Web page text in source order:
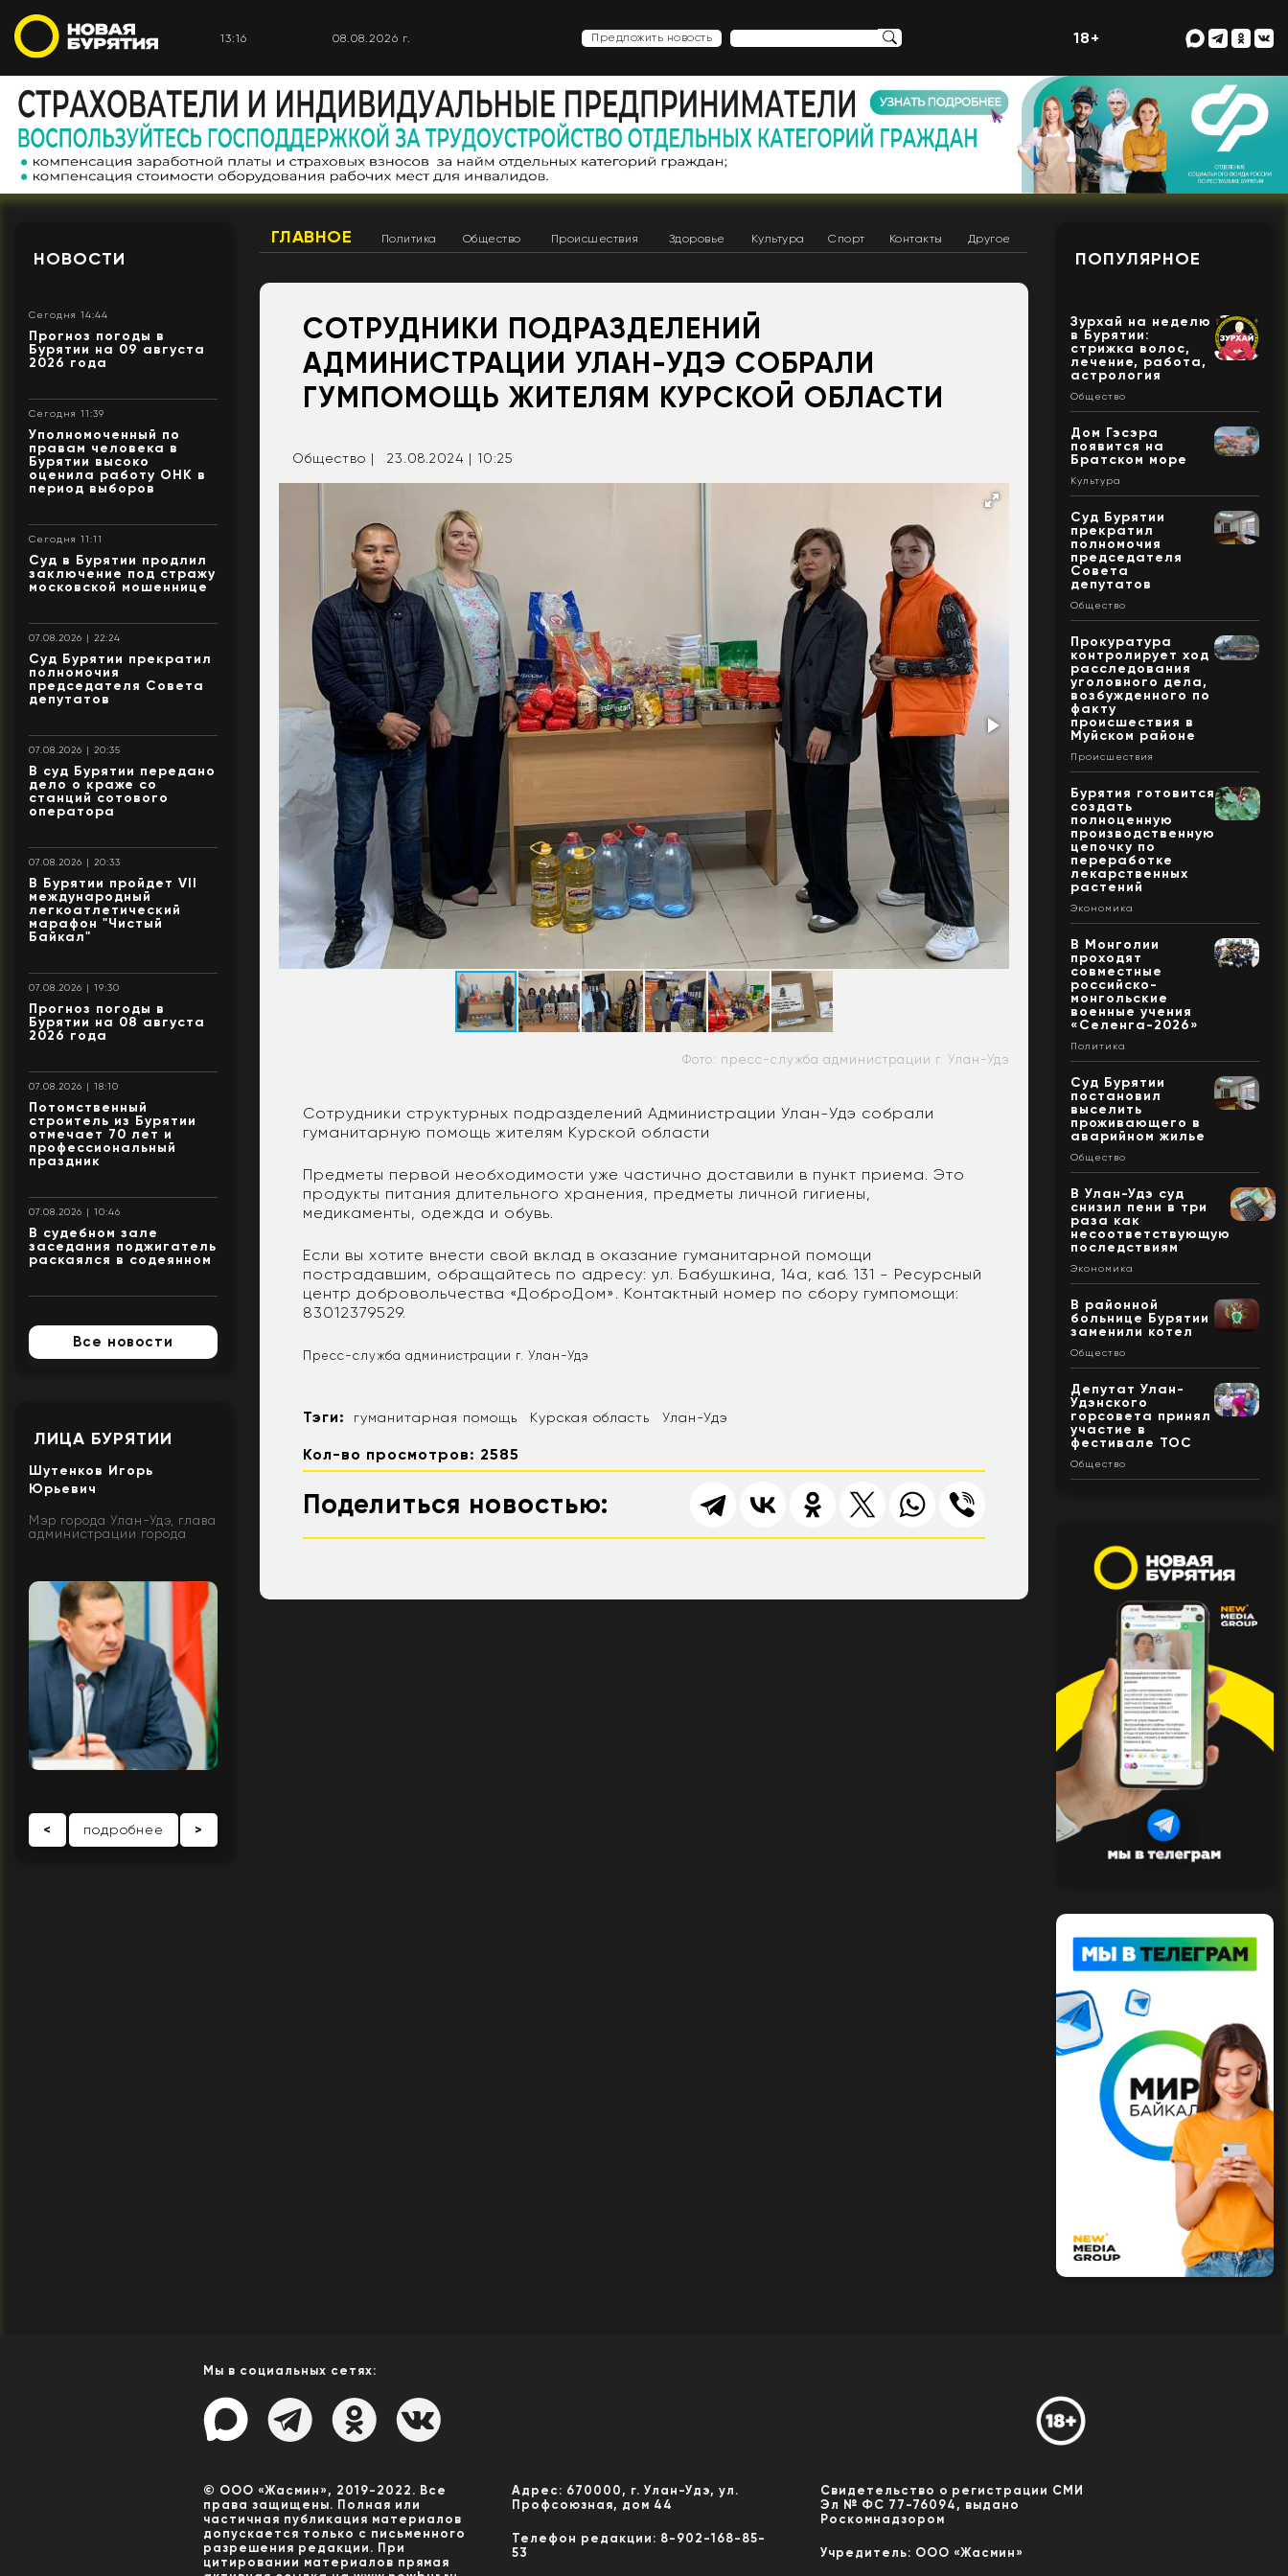
13:16 08.08.2026 г. Предложить новость 18+
НОВОСТИ
Сегодня 14:44
Прогноз погоды в
Бурятии на 09 августа
2026 года
Сегодня 11:39
Уполномоченный по
правам человека в
Бурятии высоко
оценила работу ОНК в
период выборов
Сегодня 11:11
Суд в Бурятии продлил
заключение под стражу
московской мошеннице
07.08.2026 | 22:24
Суд Бурятии прекратил
полномочия
председателя Совета
депутатов
07.08.2026 | 20:35
В суд Бурятии передано
дело о краже со
станций сотового
оператора
07.08.2026 | 20:33
В Бурятии пройдет VII
международный
легкоатлетический
марафон "Чистый
Байкал"
07.08.2026 | 19:30
Прогноз погоды в
Бурятии на 08 августа
2026 года
07.08.2026 | 18:10
Потомственный
строитель из Бурятии
отмечает 70 лет и
профессиональный
праздник
07.08.2026 | 10:46
В судебном зале
заседания поджигатель
раскаялся в содеянном
Все новости
ЛИЦА БУРЯТИИ
Шутенков Игорь
Юрьевич
Мэр города Улан-Удэ, глава
администрации города
< подробнее >
ГЛАВНОЕ Политика Общество Происшествия Здоровье Культура Спорт Контакты Другое
СОТРУДНИКИ ПОДРАЗДЕЛЕНИЙ
АДМИНИСТРАЦИИ УЛАН-УДЭ СОБРАЛИ
ГУМПОМОЩЬ ЖИТЕЛЯМ КУРСКОЙ ОБЛАСТИ
Общество | 23.08.2024 | 10:25
Фото: пресс-служба администрации г. Улан-Удэ
Сотрудники структурных подразделений Администрации Улан-Удэ собрали
гуманитарную помощь жителям Курской области
Предметы первой необходимости уже частично доставили в пункт приема. Это
продукты питания длительного хранения, предметы личной гигиены,
медикаменты, одежда и обувь.
Если вы хотите внести свой вклад в оказание гуманитарной помощи
пострадавшим, обращайтесь по адресу: ул. Бабушкина, 14а, каб. 131 - Ресурсный
центр добровольчества «ДоброДом». Контактный номер по сбору гумпомощи:
83012379529.
Пресс-служба администрации г. Улан-Удэ
Тэги: гуманитарная помощь Курская область Улан-Удэ
Кол-во просмотров: 2585
Поделиться новостью:
ПОПУЛЯРНОЕ
Зурхай на неделю
в Бурятии:
стрижка волос,
лечение, работа,
астрология
Общество
Дом Гэсэра
появится на
Братском море
Культура
Суд Бурятии
прекратил
полномочия
председателя
Совета
депутатов
Общество
Прокуратура
контролирует ход
расследования
уголовного дела,
возбужденного по
факту
происшествия в
Муйском районе
Происшествия
Бурятия готовится
создать
полноценную
производственную
цепочку по
переработке
лекарственных
растений
Экономика
В Монголии
проходят
совместные
российско-
монгольские
военные учения
«Селенга-2026»
Политика
Суд Бурятии
постановил
выселить
проживающего в
аварийном жилье
Общество
В Улан-Удэ суд
снизил пени в три
раза как
несоответствующую
последствиям
Экономика
В районной
больнице Бурятии
заменили котел
Общество
Депутат Улан-
Удэнского
горсовета принял
участие в
фестивале ТОС
Общество
Мы в социальных сетях:
© ООО «Жасмин», 2019-2022. Все
права защищены. Полная или
частичная публикация материалов
допускается только с письменного
разрешения редакции. При
цитировании материалов прямая
Адрес: 670000, г. Улан-Удэ, ул.
Профсоюзная, дом 44
Телефон редакции: 8-902-168-85-
53
Свидетельство о регистрации СМИ
Эл № ФС 77-76094, выдано
Роскомнадзором
Учредитель: ООО «Жасмин»